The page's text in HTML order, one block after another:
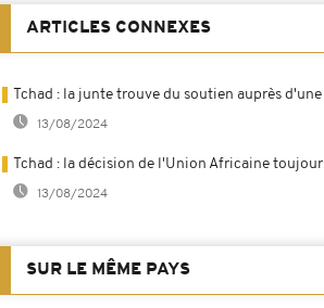
ARTICLES CONNEXES
Tchad : la junte trouve du soutien auprès
13/08/2024
Tchad : la décision de l'Union Africaine
13/08/2024
SUR LE MÊME PAYS